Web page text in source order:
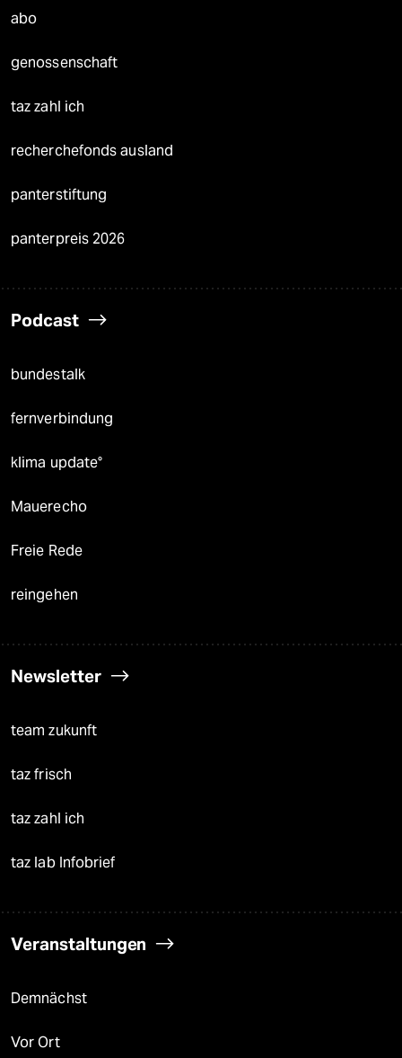
abo
genossenschaft
taz zahl ich
recherchefonds ausland
panterstiftung
panterpreis 2026
Podcast
bundestalk
fernverbindung
klima update°
Mauerecho
Freie Rede
reingehen
Newsletter
team zukunft
taz frisch
taz zahl ich
taz lab Infobrief
Veranstaltungen
Demnächst
Vor Ort